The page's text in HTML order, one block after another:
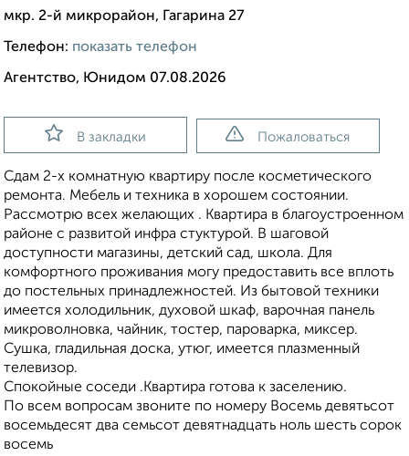
мкр. 2-й микрорайон, Гагарина 27
Телефон: показать телефон
Агентство, Юнидом 07.08.2026
В закладки Пожаловаться
Сдам 2-х комнатную квартиру после косметического
ремонта. Мебель и техника в хорошем состоянии.
Рассмотрю всех желающих . Квартира в благоустроенном
районе с развитой инфра стуктурой. В шаговой
доступности магазины, детский сад, школа. Для
комфортного проживания могу предоставить все вплоть
до постельных принадлежностей. Из бытовой техники
имеется холодильник, духовой шкаф, варочная панель
микроволновка, чайник, тостер, пароварка, миксер.
Сушка, гладильная доска, утюг, имеется плазменный
телевизор.
Спокойные соседи .Квартира готова к заселению.
По всем вопросам звоните по номеру Восемь девятьсот
восемьдесят два семьсот девятнадцать ноль шесть сорок
восемь